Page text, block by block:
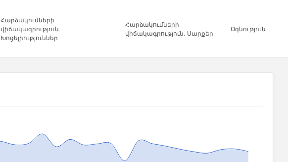
Հարձակումների
վիճակագրություն
Խոցելիություններ
Հարձակումների
վիճակագրություն․ Սարքեր
Օգնություն